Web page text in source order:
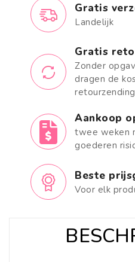
Gratis
Landelijk
Gratis
Zonder
dragen de
Aankoop
twee weken
goederen
Beste
Voor elk